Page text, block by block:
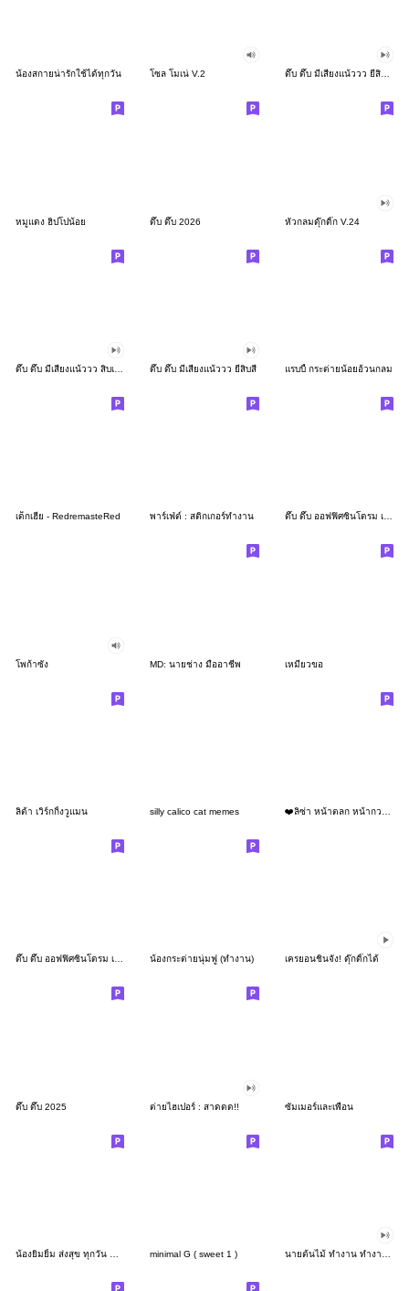
น้องสกายน่ารักใช้ได้ทุกวัน โซล โมเน่ V.2 ดึ๊บ ดึ๊บ มีเสียงแน้ววว ยี่สิบสอง
หมูแดง ฮิปโปน้อย ดึ๊บ ดึ๊บ 2026 หัวกลมดุ๊กดิ๊ก V.24
ดึ๊บ ดึ๊บ มีเสียงแน้ววว ยี่สิบสี่ แรบบี้ กระต่ายน้อยอ้วนกลม
เด็กเฮีย - RedremasteRed พาร์เฟ่ต์ : สติกเกอร์ทำงาน ดึ๊บ ดึ๊บ ออฟฟิศซินโดรม เจ็ด
โพก้าซัง MD: นายช่าง มืออาชีพ เหมียวขอ
ลิต้า เวิร์กกิ้งวูแมน silly calico cat memes
ดึ๊บ ดึ๊บ ออฟฟิศซินโดรม เก้า น้องกระต่ายนุ่มฟู (ทำงาน) เครยอนชินจัง! ดุ๊กดิ๊กได้
ดึ๊บ ดึ๊บ 2025 ต่ายไฮเปอร์ : สาดดด!! ซัมเมอร์และเพื่อน
minimal G ( sweet 1 )